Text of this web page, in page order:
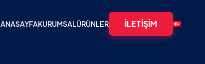
ANASAYFAKURUMSALÜRÜNLER İLETIŞIM